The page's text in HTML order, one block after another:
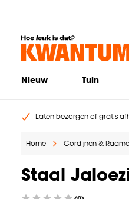
Nieuw Tuin
Laten bezorgen of gratis
Home Gordijnen &
Staal